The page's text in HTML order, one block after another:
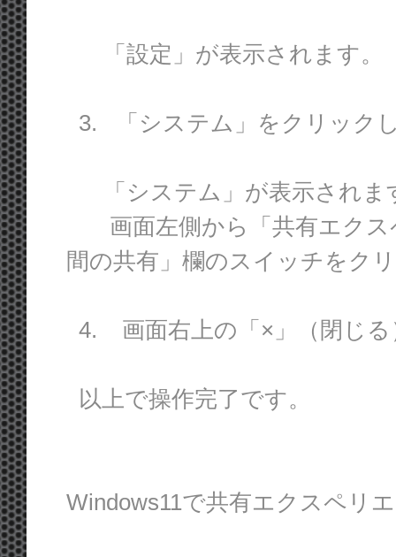
「設定」が表示されます。
3. 「システム」をクリック
「システム」が表示されま
画面左側から「共有エクス
間の共有」欄のスイッチをク
4. 画面右上の「×」（閉じる
以上で操作完了です。
Windows11で共有エクスペリ